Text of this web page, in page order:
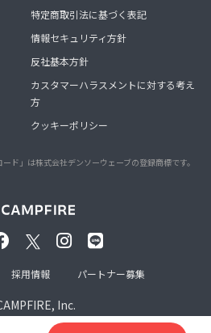
特定商取引法に基づく表記
情報セキュリティ方針
反社基本方針
カスタマーハラスメントに対する考え
方
クッキーポリシー
ード」は株式会社デンソーウェーブの登録商標です。
Inc.
採用情報 パートナー募集